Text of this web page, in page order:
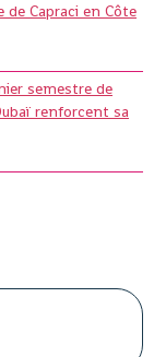
de Capraci en Côte
semestre de
renforcent sa